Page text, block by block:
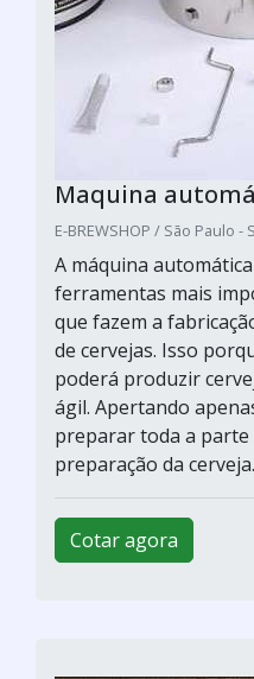
Maquina
E-BREWSHOP / São Paulo -
A máquina
ferramentas mais
que fazem a
de cervejas. Isso
poderá produzir
ágil. Apertando
preparar toda a
preparação da
Cotar agora